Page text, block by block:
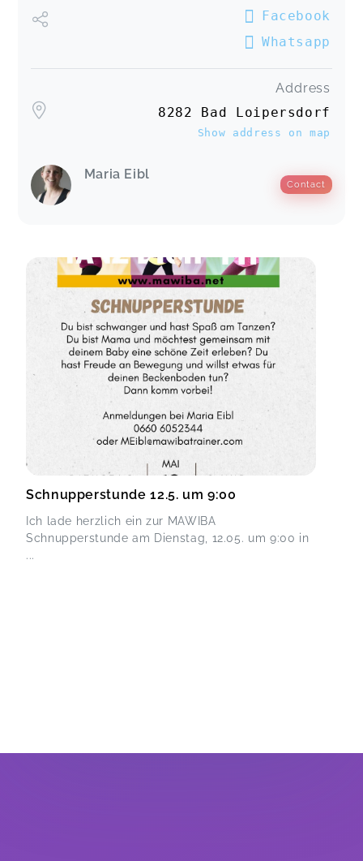
Facebook
Whatsapp
Address
8282 Bad Loipersdorf
Show address on map
Maria Eibl
Contact
Schnupperstunde 12.5. um 9:00
Ich lade herzlich ein zur MAWIBA
Schnupperstunde am Dienstag, 12.05. um 9:00 in
...